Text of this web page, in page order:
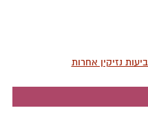
נזיקין אחרות